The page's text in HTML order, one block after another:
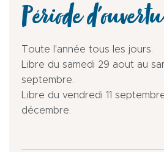
Période
Toute l'année tous les jours.
Libre du samedi 29 aout au
septembre.
Libre du vendredi 11
décembre.